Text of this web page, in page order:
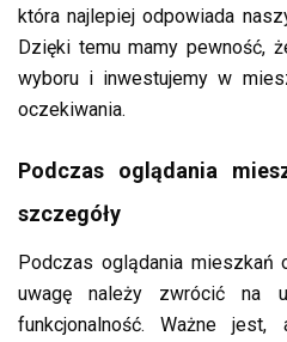
która najlepiej odpowiada
Dzięki temu mamy pewność,
wyboru i inwestujemy w
oczekiwania.
Podczas oglądania
szczegóły
Podczas oglądania mieszkań
uwagę należy zwrócić na
funkcjonalność. Ważne jest,